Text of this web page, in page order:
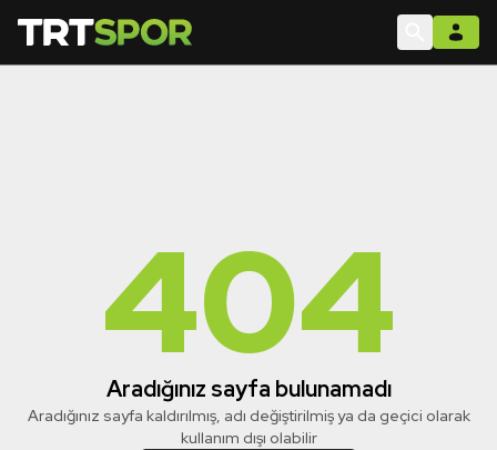
404
Aradığınız sayfa bulunamadı
Aradığınız sayfa kaldırılmış, adı değiştirilmiş ya da geçici olarak
kullanım dışı olabilir